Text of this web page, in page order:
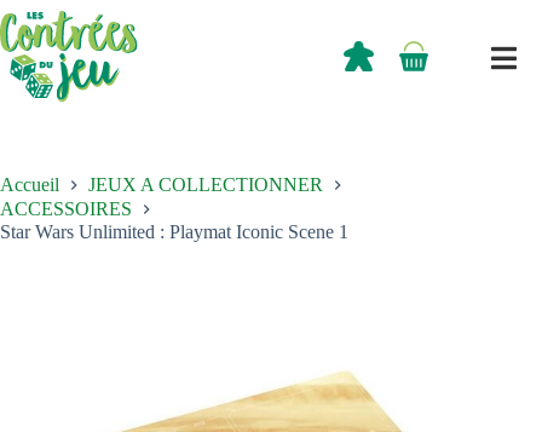
Passer
au
contenu
Panier
0,00
Accueil
JEUX A COLLECTIONNER
ACCESSOIRES
Star Wars Unlimited : Playmat Iconic Scene 1